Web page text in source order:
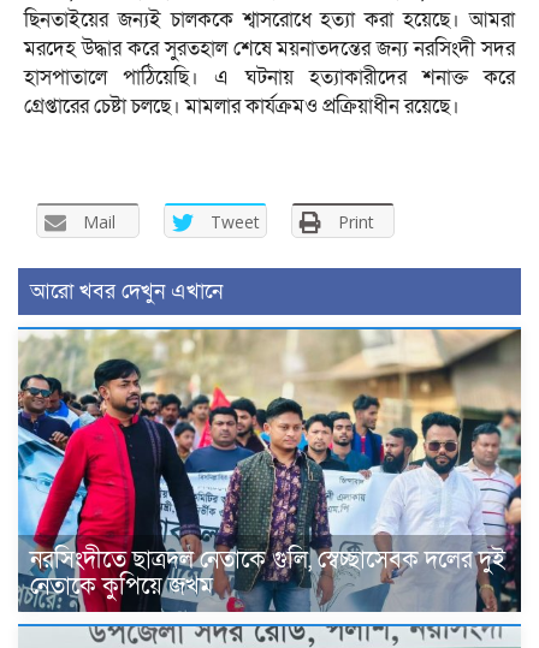
ছিনতাইয়ের জন্যই চালককে শ্বাসরোধে হত্যা করা হয়েছে। আমরা
মরদেহ উদ্ধার করে সুরতহাল শেষে ময়নাতদন্তের জন্য নরসিংদী সদর
হাসপাতালে পাঠিয়েছি। এ ঘটনায় হত্যাকারীদের শনাক্ত করে
গ্রেপ্তারের চেষ্টা চলছে। মামলার কার্যক্রমও প্রক্রিয়াধীন রয়েছে।
Mail Tweet Print
আরো খবর দেখুন এখানে
নরসিংদীতে ছাত্রদল নেতাকে গুলি, স্বেচ্ছাসেবক দলের দুই
নেতাকে কুপিয়ে জখম